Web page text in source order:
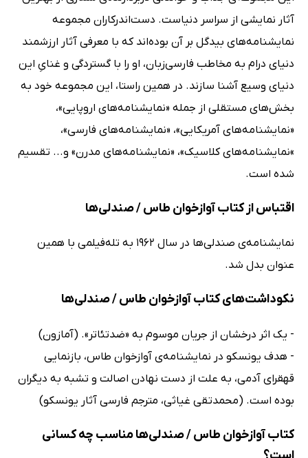
آثار نمایشی از سراسر دنیاست. دست‌اندرکاران مجموعه
نمایشنامه‌های بیدگل بر آن بوده‌اند که با معرفی آثار ارزشمند
دنیای درام به مخاطب فارسی‌زبان، او را با گستردگی و غنایِ این
دنیای وسیع آشنا سازند. در همین راستا، این مجموعه خود به
بخش‌های مستقلی از جمله «نمایشنامه‌های اروپایی»،
«نمایشنامه‌های آمریکایی»، «نمایشنامه‌های فارسی»،
»نمایشنامه‌های کلاسیک»، «نمایشنامه‌های مدرن» و... تقسیم
شده است.
اقتباس از کتاب آوازخوان طاس / صندلی‌ها
نمایشنامه‌ی صندلی‌ها در سال 1962 به تله‌فیلمی با همین
عنوان بدل شد.
نکوداشت‌های کتاب آوازخوان طاس / صندلی‌ها
- یک اثر درخشان از جریان موسوم به «ضدتئاتر». (آمازون)
- هدف یونسکو در نمایشنامه‌ی آوازخوان طاس، بازنمایی
قهقرای آدمی، به علت از دست نهادن اصالت و تشبه به دیگران
بوده است. (محمدتقی غیاثی، مترجم فارسی آثار یونسکو)
کتاب آوازخوان طاس / صندلی‌ها مناسب چه کسانی